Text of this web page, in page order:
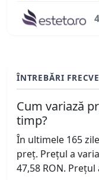
ÎNTREBĂRI
Cum variază
timp?
În ultimele 165
preț. Prețul a
47,58 RON. Prețul